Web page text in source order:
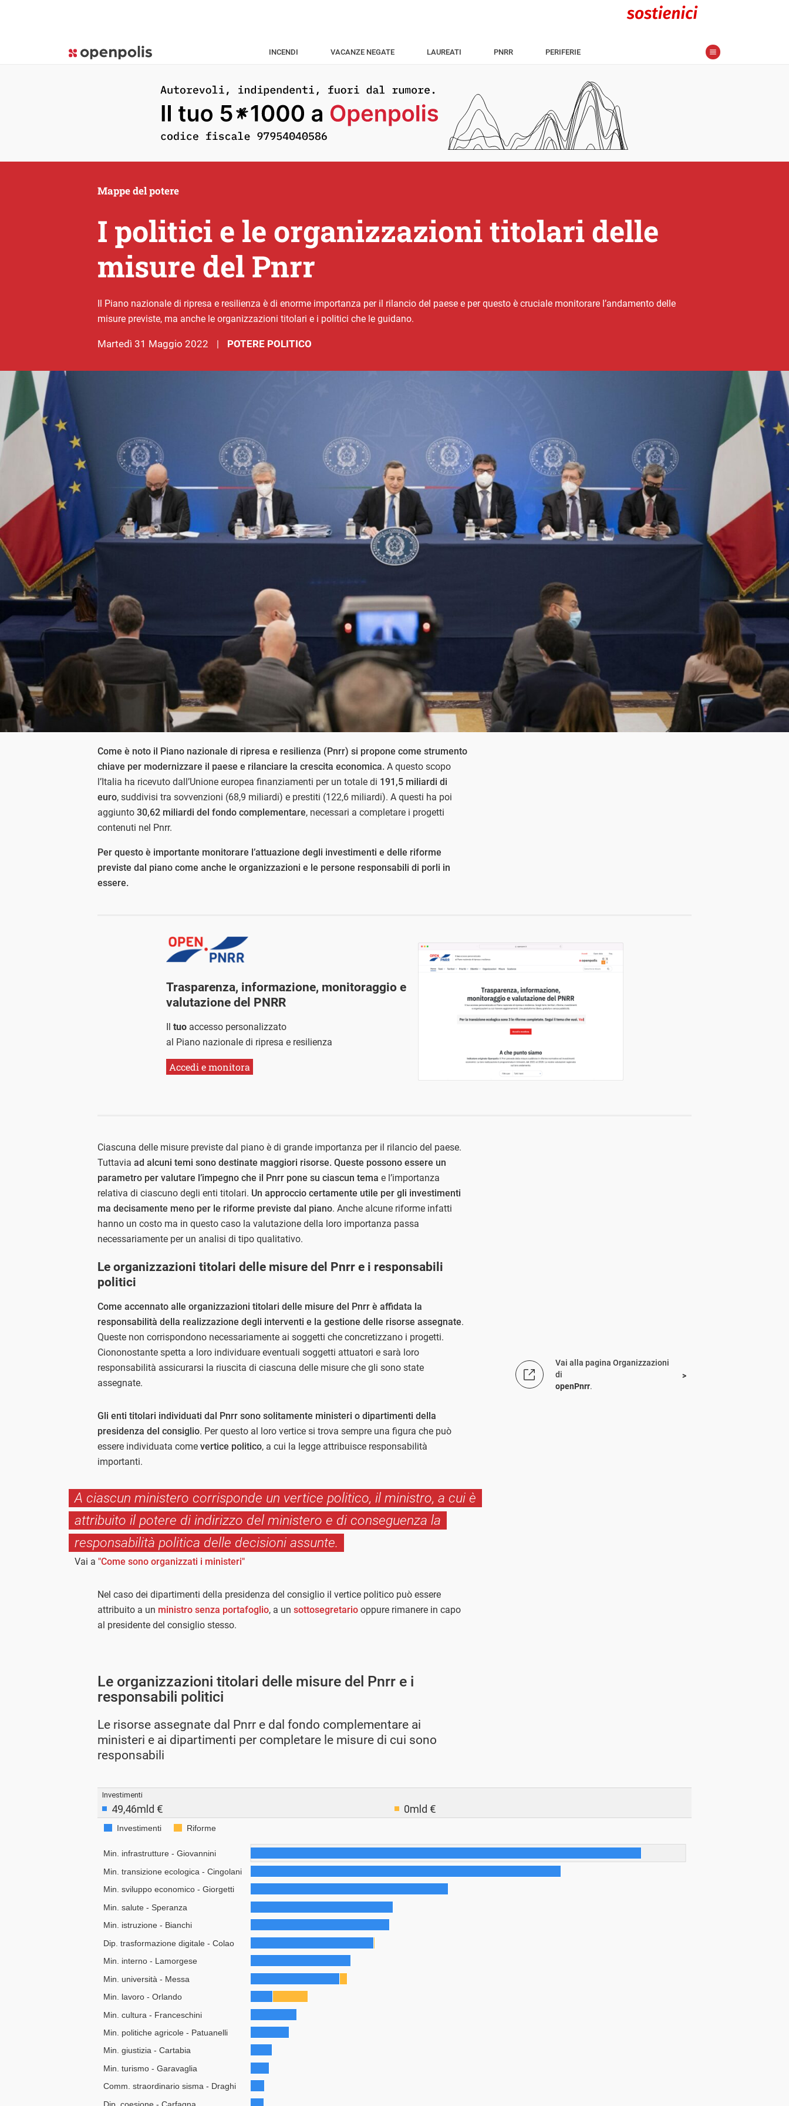
INCENDI VACANZE NEGATE LAUREATI PNRR PERIFERIE
I politici e le organizzazioni titolari delle
misure del Pnrr
Mappe del potere
Il Piano nazionale di ripresa e resilienza è di enorme importanza per il rilancio del paese e per questo è cruciale monitorare l’andamento delle
misure previste, ma anche le organizzazioni titolari e i politici che le guidano.
martedì 31 Maggio 2022 | POTERE POLITICO
Come è noto il Piano nazionale di ripresa e resilienza (Pnrr) si propone come strumento
chiave per modernizzare il paese e rilanciare la crescita economica. A questo scopo
l’Italia ha ricevuto dall’Unione europea finanziamenti per un totale di 191,5 miliardi di
euro, suddivisi tra sovvenzioni (68,9 miliardi) e prestiti (122,6 miliardi). A questi ha poi
aggiunto 30,62 miliardi del fondo complementare, necessari a completare i progetti
contenuti nel Pnrr.
Per questo è importante monitorare l’attuazione degli investimenti e delle riforme
previste dal piano come anche le organizzazioni e le persone responsabili di porli in
essere.
Trasparenza, informazione, monitoraggio e
valutazione del PNRR
Il tuoaccesso personalizzato
al Piano nazionale di ripresa e resilienza
Accedi e monitora
Ciascuna delle misure previste dal piano è di grande importanza per il rilancio del paese.
Tuttavia ad alcuni temi sono destinate maggiori risorse. Queste possono essere un
parametro per valutare l’impegno che il Pnrr pone su ciascun tema e l’importanza
relativa di ciascuno degli enti titolari. Un approccio certamente utile per gli investimenti
ma decisamente meno per le riforme previste dal piano. Anche alcune riforme infatti
hanno un costo ma in questo caso la valutazione della loro importanza passa
necessariamente per un analisi di tipo qualitativo.
Le organizzazioni titolari delle misure del Pnrr e i responsabili
politici
Come accennato alle organizzazioni titolari delle misure del Pnrr è affidata la
responsabilità della realizzazione degli interventi e la gestione delle risorse assegnate.
Queste non corrispondono necessariamente ai soggetti che concretizzano i progetti.
Ciononostante spetta a loro individuare eventuali soggetti attuatori e sarà loro
responsabilità assicurarsi la riuscita di ciascuna delle misure che gli sono state
assegnate.
Vai alla pagina Organizzazioni
di
openPnrr.
Gli enti titolari individuati dal Pnrr sono solitamente ministeri o dipartimenti della
presidenza del consiglio. Per questo al loro vertice si trova sempre una figura che può
essere individuata come vertice politico, a cui la legge attribuisce responsabilità
importanti.
A ciascun ministero corrisponde un vertice politico, il ministro, a cui è
attribuito il potere di indirizzo del ministero e di conseguenza la
responsabilità politica delle decisioni assunte.
Vai a "Come sono organizzati i ministeri"
Nel caso dei dipartimenti della presidenza del consiglio il vertice politico può essere
attribuito a un ministro senza portafoglio, a un sottosegretario oppure rimanere in capo
al presidente del consiglio stesso.
Le organizzazioni titolari delle misure del Pnrr e i
responsabili politici
Le risorse assegnate dal Pnrr e dal fondo complementare ai
ministeri e ai dipartimenti per completare le misure di cui sono
responsabili